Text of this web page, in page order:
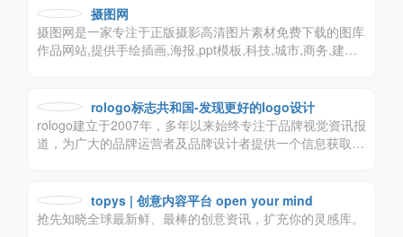
意、设计、艺术爱好者及企业提供高质量、多元化的信息交
流咨询及专业的数字艺术设计行业应用解决方案。
摄图网
摄图网是一家专注于正版摄影高清图片素材免费下载的图库
作品网站,提供手绘插画,海报,ppt模板,科技,城市,商务,建筑,
设计师在这里找到满意的图片素材和设计灵感!
rologo标志共和国-发现更好的logo设计
rologo建立于2007年，多年以来始终专注于品牌视觉资讯报
道，为广大的品牌运营者及品牌设计者提供一个信息获取和
强资讯平台。logo品牌设计创意群体中具有较高的影响力与
号召力。
topys | 创意内容平台 open your mind
抢先知晓全球最新鲜、最棒的创意资讯，扩充你的灵感库。